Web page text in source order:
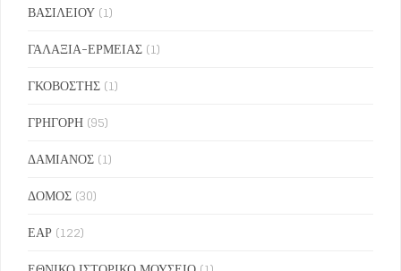
ΒΑΣΙΛΕΙΟΥ (1)
ΓΑΛΑΞΙΑ-ΕΡΜΕΙΑΣ (1)
ΓΚΟΒΟΣΤΗΣ (1)
ΓΡΗΓΟΡΗ (95)
ΔΑΜΙΑΝΟΣ (1)
ΔΟΜΟΣ (30)
ΕΑΡ (122)